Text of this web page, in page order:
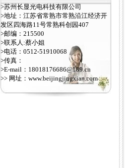
>苏州长显光电科技有限公司
>地址：江苏省常熟市常熟沿江经济开
发区四海路11号常熟科创园407
>邮编：215500
>联系人:蔡小姐
>电话：0512-51910068
>传真：
>E-mail：18018176686@189.cn
>> 网址： www.beijingjingxian.com